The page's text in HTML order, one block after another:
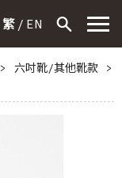
繁 EN
> 六吋靴/其他靴款
>